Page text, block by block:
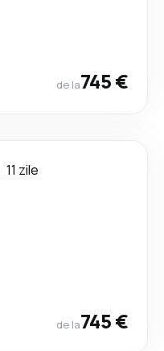
de la745 €
11 zile
de la745 €